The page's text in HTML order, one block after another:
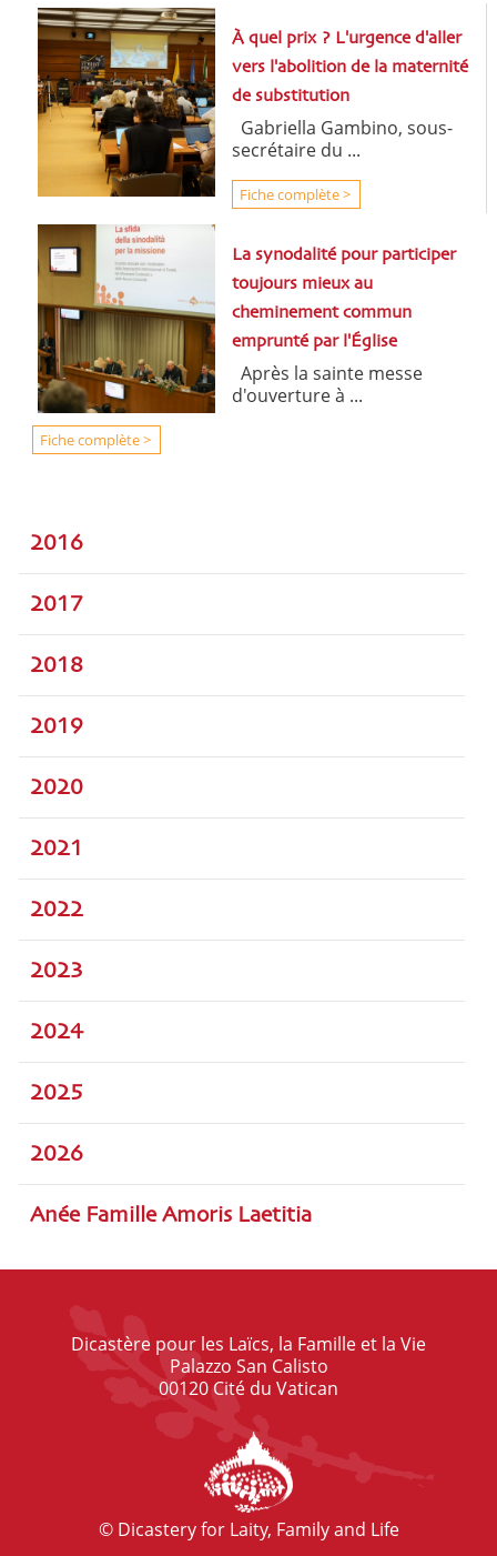
À quel prix ? L'urgence d'aller
vers l'abolition de la maternité
de substitution
Gabriella Gambino, sous-
secrétaire du ...
Fiche complète >
La synodalité pour participer
toujours mieux au
cheminement commun
emprunté par l'Église
Après la sainte messe
d'ouverture à ...
Fiche complète >
2016
2017
2018
2019
2020
2021
2022
2023
2024
2025
2026
Anée Famille Amoris Laetitia
Dicastère pour les Laïcs, la Famille et la Vie
Palazzo San Calisto
00120 Cité du Vatican
© Dicastery for Laity, Family and Life